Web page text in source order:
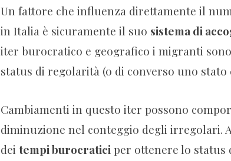
Un fattore che influenza direttamente il
in Italia è sicuramente il suo sistema di
iter burocratico e geografico i migranti
status di regolarità (o di converso uno
Cambiamenti in questo iter possono
diminuzione nel conteggio degli irregolari.
dei tempi burocraticiper ottenere lo status